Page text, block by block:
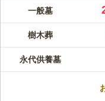
慈光院は、墨田区
前橋通り・丸八通
車でも電車でも気
歴史があることが
木葬・永代供養
ができるうえ、
一般墓
樹木葬
永代供養墓